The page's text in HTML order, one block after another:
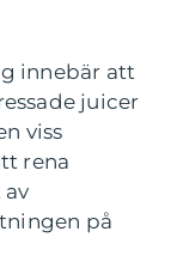
innebär att
juicer
viss
rena
på